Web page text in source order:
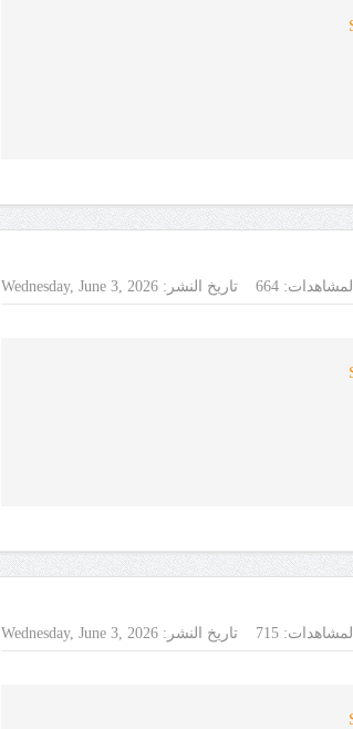
تاريخ النشر:Wednesday, June 3, 2026 المشاهدات:664
تاريخ النشر:Wednesday, June 3, 2026 المشاهدات:715